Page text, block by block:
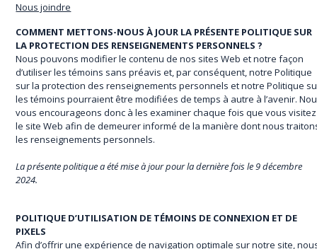
Nous joindre
COMMENT METTONS-NOUS À JOUR LA PRÉSENTE POLITIQUE SUR
LA PROTECTION DES RENSEIGNEMENTS PERSONNELS ?
Nous pouvons modifier le contenu de nos sites Web et notre façon
d’utiliser les témoins sans préavis et, par conséquent, notre Politique
sur la protection des renseignements personnels et notre Politique
les témoins pourraient être modifiées de temps à autre à l’avenir.
vous encourageons donc à les examiner chaque fois que vous visitez
le site Web afin de demeurer informé de la manière dont nous
les renseignements personnels.
La présente politique a été mise à jour pour la dernière fois le 9 décembre
2024.
POLITIQUE D’UTILISATION DE TÉMOINS DE CONNEXION ET DE
PIXELS
Afin d’offrir une expérience de navigation optimale sur notre site,